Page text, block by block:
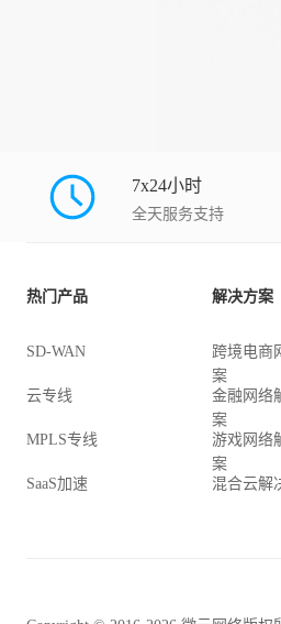
7x24小时
全天服务支持
热门产品
SD-WAN
云专线
MPLS专线
SaaS加速
解决方案
跨境电商
案
金融网络
案
游戏网络
案
混合云解